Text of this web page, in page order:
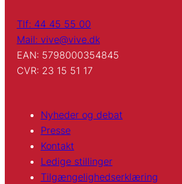
Tlf: 44 45 55 00
Mail: vive@vive.dk
EAN: 5798000354845
CVR: 23 15 51 17
Nyheder og debat
Presse
Kontakt
Ledige stillinger
Tilgængelighedserklæring